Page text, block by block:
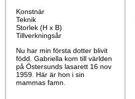
Konstnär
Teknik
Storlek (H x B)
Tillverkningsår
Nu har min första dotter blivit
född. Gabriella kom till världen
på Östersunds lasarett 16 nov
1959. Här är hon i sin
mammas famn.